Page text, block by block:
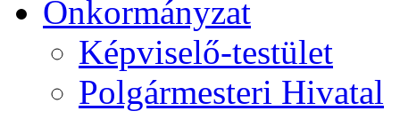
Önkormányzat
Képviselő-testület
Polgármesteri Hivatal